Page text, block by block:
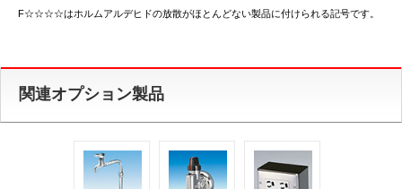
F☆☆☆☆はホルムアルデヒドの放散がほとんどない製品に付けられる記号です。
関連オプション製品